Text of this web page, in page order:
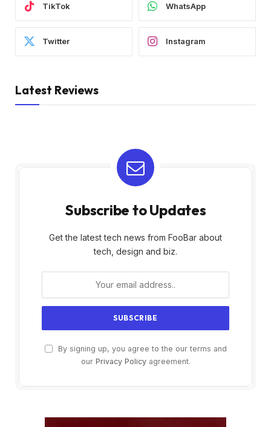
TikTok WhatsApp
Twitter Instagram
Latest Reviews
Subscribe to Updates
Get the latest tech news from FooBar about
tech, design and biz.
By signing up, you agree to the our terms and
our Privacy Policyagreement.